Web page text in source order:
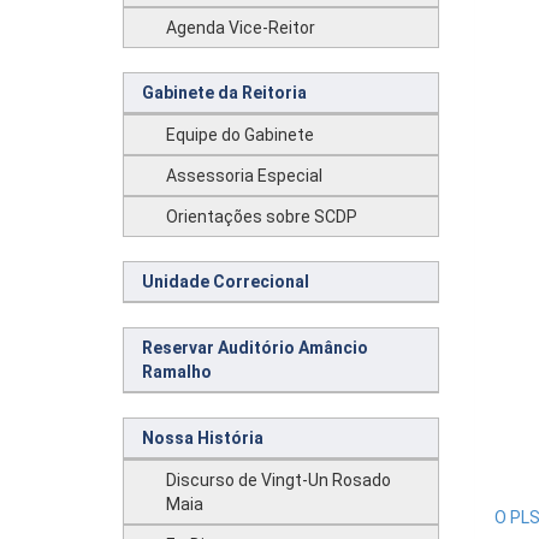
Agenda Vice-Reitor
Gabinete da Reitoria
Equipe do Gabinete
Assessoria Especial
Orientações sobre SCDP
Unidade Correcional
Reservar Auditório Amâncio
Ramalho
Nossa História
Discurso de Vingt-Un Rosado
Maia
O PLS